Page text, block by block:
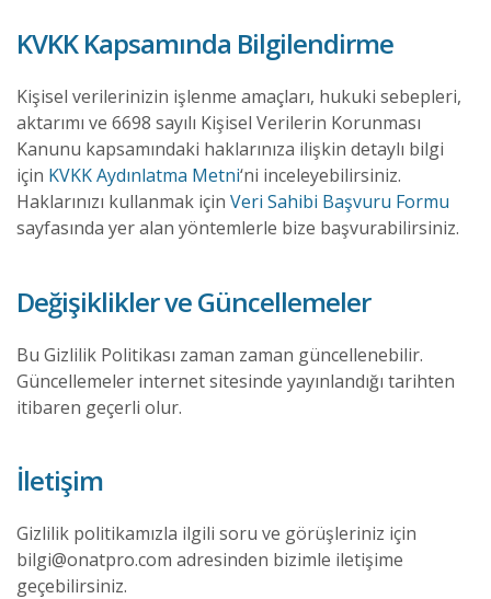
KVKK Kapsamında Bilgilendirme
Kişisel verilerinizin işlenme amaçları, hukuki sebepleri,
aktarımı ve 6698 sayılı Kişisel Verilerin Korunması
Kanunu kapsamındaki haklarınıza ilişkin detaylı bilgi
için KVKK Aydınlatma Metni‘ni inceleyebilirsiniz.
Haklarınızı kullanmak için Veri Sahibi Başvuru Formu
sayfasında yer alan yöntemlerle bize başvurabilirsiniz.
Değişiklikler ve Güncellemeler
Bu Gizlilik Politikası zaman zaman güncellenebilir.
Güncellemeler internet sitesinde yayınlandığı tarihten
itibaren geçerli olur.
İletişim
Gizlilik politikamızla ilgili soru ve görüşleriniz için
bilgi@onatpro.com adresinden bizimle iletişime
geçebilirsiniz.